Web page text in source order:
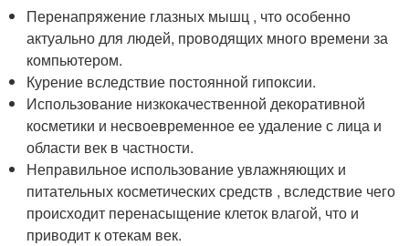
Перенапряжение глазных мышц , что особенно
актуально для людей, проводящих много времени за
компьютером.
Курение вследствие постоянной гипоксии.
Использование низкокачественной декоративной
косметики и несвоевременное ее удаление с лица и
области век в частности.
Неправильное использование увлажняющих и
питательных косметических средств , вследствие чего
происходит перенасыщение клеток влагой, что и
приводит к отекам век.